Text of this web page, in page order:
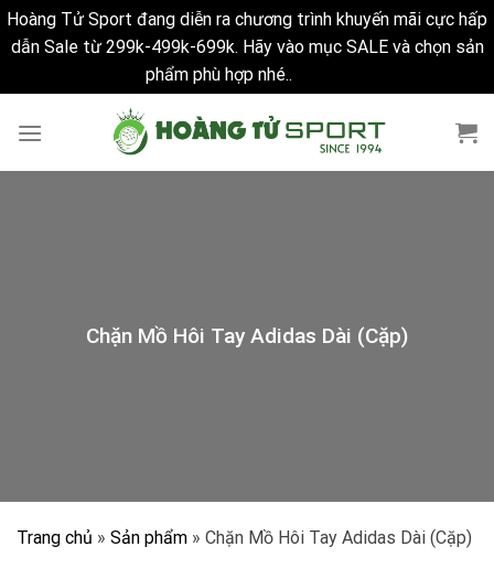
Hoàng Tử Sport đang diễn ra chương trình khuyến mãi cực hấp
dẫn Sale từ 299k-499k-699k. Hãy vào mục SALE và chọn sản
phẩm phù hợp nhé..
Chặn Mồ Hôi Tay Adidas Dài (Cặp)
Trang chủ » Sản phẩm » Chặn Mồ Hôi Tay Adidas Dài (Cặp)